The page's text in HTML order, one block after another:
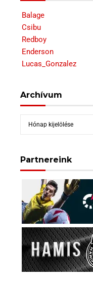
Balage
Csibu
Redboy
Enderson
Lucas_Gonzalez
Archívum
Archívum
Partnereink